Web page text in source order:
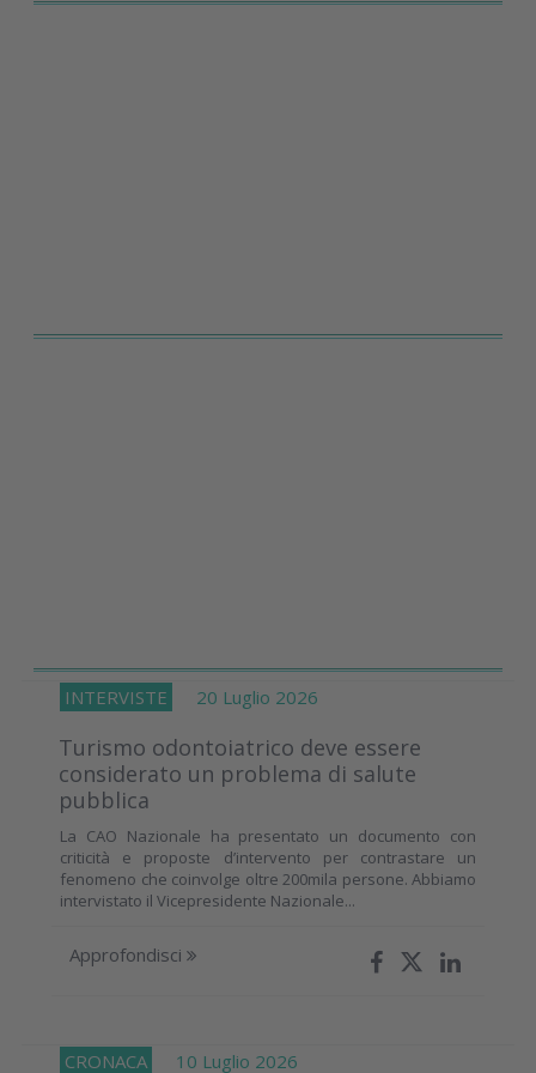
INTERVISTE 20 Luglio 2026
Turismo odontoiatrico deve essere
considerato un problema di salute
pubblica
La CAO Nazionale ha presentato un documento con
criticità e proposte d’intervento per contrastare un
fenomeno che coinvolge oltre 200mila persone. Abbiamo
intervistato il Vicepresidente Nazionale...
Approfondisci
CRONACA 10 Luglio 2026